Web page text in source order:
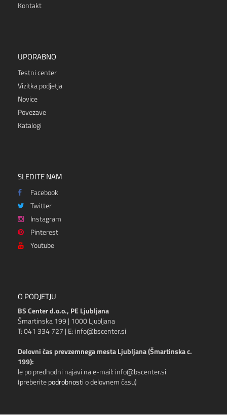
Kontakt
UPORABNO
Testni center
Vizitka podjetja
Novice
Povezave
Katalogi
SLEDITE NAM
Facebook
Twitter
Instagram
Pinterest
Youtube
O PODJETJU
BS Center d.o.o., PE Ljubljana
Šmartinska 199 | 1000 Ljubljana
T: 041 334 727 | E: info@bscenter.si
Delovni čas prevzemnega mesta Ljubljana (Šmartinska c.
199):
le po predhodni najavi na e-mail: info@bscenter.si
(preberitepodrobnostio delovnem času)